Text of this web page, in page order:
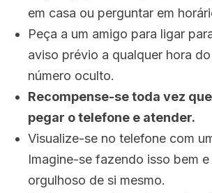
em casa ou perguntar em
Peça a um amigo para ligar
aviso prévio a qualquer hora
número oculto.
Recompense-se toda vez
pegar o telefone e atender.
Visualize-se no telefone com
Imagine-se fazendo isso bem
orgulhoso de si mesmo.